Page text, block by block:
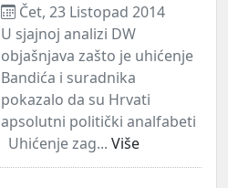
Čet, 23 Listopad 2014
U sjajnoj analizi DW
objašnjava zašto je uhićenje
Bandića i suradnika
pokazalo da su Hrvati
apsolutni politički analfabeti
Uhićenje zag... Više